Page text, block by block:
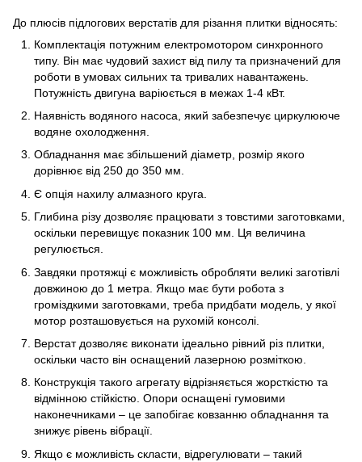
До плюсів підлогових верстатів для різання плитки відносять:
Комплектація потужним електромотором синхронного
типу. Він має чудовий захист від пилу та призначений для
роботи в умовах сильних та тривалих навантажень.
Потужність двигуна варіюється в межах 1-4 кВт.
Наявність водяного насоса, який забезпечує циркулююче
водяне охолодження.
Обладнання має збільшений діаметр, розмір якого
дорівнює від 250 до 350 мм.
Є опція нахилу алмазного круга.
Глибина різу дозволяє працювати з товстими заготовками,
оскільки перевищує показник 100 мм. Ця величина
регулюється.
Завдяки протяжці є можливість обробляти великі заготівлі
довжиною до 1 метра. Якщо має бути робота з
громіздкими заготовками, треба придбати модель, у якої
мотор розташовується на рухомій консолі.
Верстат дозволяє виконати ідеально рівний різ плитки,
оскільки часто він оснащений лазерною розміткою.
Конструкція такого агрегату відрізняється жорсткістю та
відмінною стійкістю. Опори оснащені гумовими
наконечниками – це запобігає ковзанню обладнання та
знижує рівень вібрації.
Якщо є можливість скласти, відрегулювати – такий